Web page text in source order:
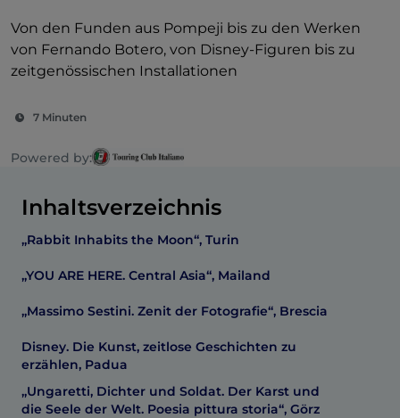
Von den Funden aus Pompeji bis zu den Werken
von Fernando Botero, von Disney-Figuren bis zu
zeitgenössischen Installationen
7 Minuten
Powered by:
Inhaltsverzeichnis
„Rabbit Inhabits the Moon“, Turin
„YOU ARE HERE. Central Asia“, Mailand
„Massimo Sestini. Zenit der Fotografie“, Brescia
Disney. Die Kunst, zeitlose Geschichten zu
erzählen, Padua
„Ungaretti, Dichter und Soldat. Der Karst und
die Seele der Welt. Poesia pittura storia“, Görz